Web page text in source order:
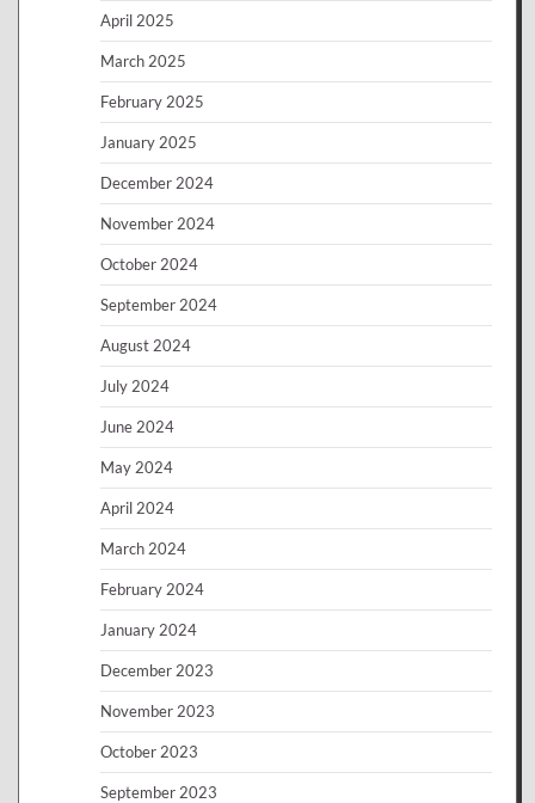
April 2025
March 2025
February 2025
January 2025
December 2024
November 2024
October 2024
September 2024
August 2024
July 2024
June 2024
May 2024
April 2024
March 2024
February 2024
January 2024
December 2023
November 2023
October 2023
September 2023